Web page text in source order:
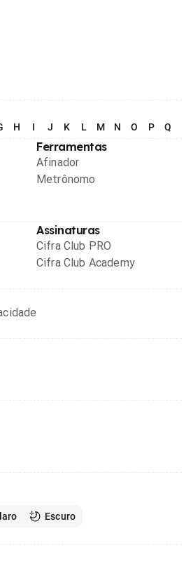
H I J K L M N O P Q
Ferramentas
Afinador
Metrônomo
Assinaturas
Cifra Club PRO
Cifra Club Academy
Escuro